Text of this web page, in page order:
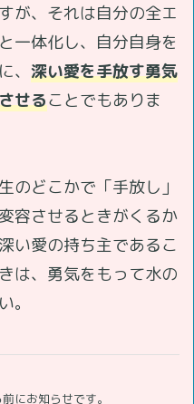
が、それは自分の全エ
一体化し、自分自身を
、 深い愛を手放す勇気
せることでもありま
のどこかで「手放し」
容させるときがくるか
い愛の持ち主であるこ
は、勇気をもって水の
。
にお知らせです。